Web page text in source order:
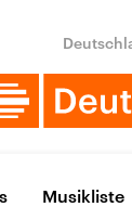
Musikliste